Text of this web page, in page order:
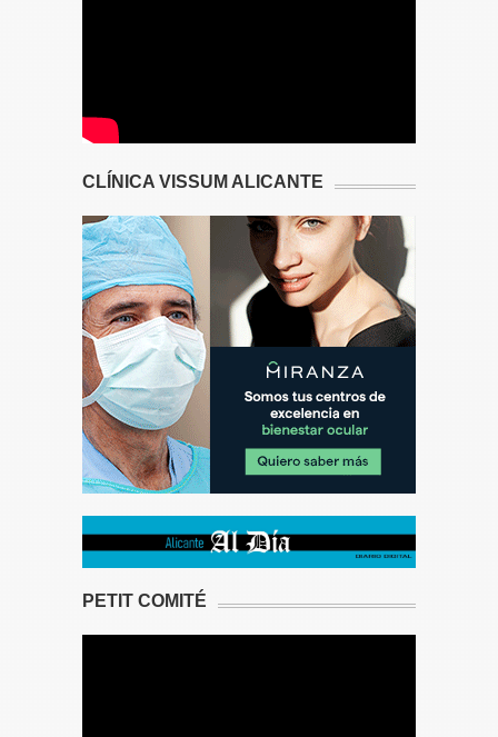
CLÍNICA VISSUM ALICANTE
PETIT COMITÉ